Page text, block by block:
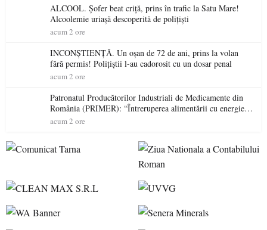
ALCOOL. Șofer beat criță, prins în trafic la Satu Mare!
Alcoolemie uriașă descoperită de polițiști
acum 2 ore
INCONȘTIENȚĂ. Un oșan de 72 de ani, prins la volan
fără permis! Polițiștii l-au cadorosit cu un dosar penal
acum 2 ore
Patronatul Producătorilor Industriali de Medicamente din
România (PRIMER): “Întreruperea alimentării cu energie
electrică a fabricilor de medicamente va pune în pericol
acum 2 ore